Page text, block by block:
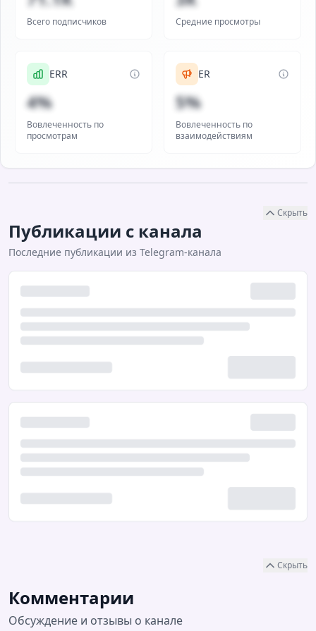
Всего подписчиков Средние просмотры
ERR
4%
Вовлеченность по
просмотрам
ER
5%
Вовлеченность по
взаимодействиям
Скрыть
Комментарии
Обсуждение и отзывы о канале
Скрыть
Публикации с канала
Последние публикации из Telegram-канала